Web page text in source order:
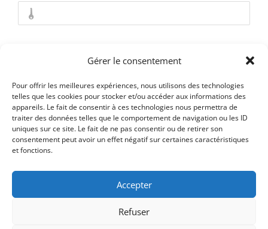
Gérer le consentement
Pour offrir les meilleures expériences, nous utilisons des technologies
telles que les cookies pour stocker et/ou accéder aux informations des
appareils. Le fait de consentir à ces technologies nous permettra de
traiter des données telles que le comportement de navigation ou les ID
uniques sur ce site. Le fait de ne pas consentir ou de retirer son
consentement peut avoir un effet négatif sur certaines caractéristiques
et fonctions.
Accepter
Refuser
Mot de passe oublié ?